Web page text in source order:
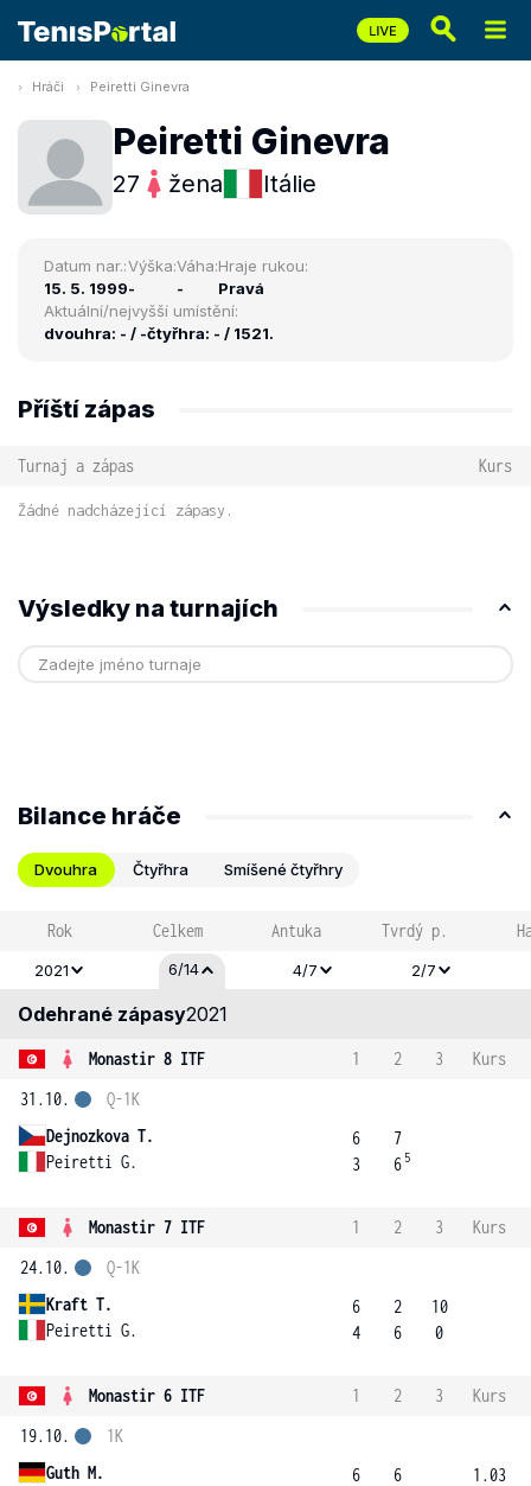
Hráči Peiretti Ginevra
Peiretti Ginevra
27 žena Itálie
Datum nar.:
15. 5. 1999
Výška:
-
Váha:
-
Hraje rukou:
Pravá
Aktuální/nejvyšší umístění:
dvouhra: - / -čtyřhra: - / 1521.
Příští zápas
Turnaj a zápas Kurs
Žádné nadcházející zápasy.
Výsledky na turnajích
Bilance hráče
Dvouhra Čtyřhra Smíšené čtyřhry
Rok Celkem Antuka Tvrdý p.
2021 6/14 4/7 2/7
Odehrané zápasy2021
Monastir 8 ITF 1 2 3
Kurs
31.10.
Dejnozkova T.
Peiretti G.
Q-1K
6
3
7
6 5
Monastir 7 ITF 1 2 3
Kurs
24.10.
Kraft T.
Peiretti G.
Q-1K
6
4
2
6
10
0
Monastir 6 ITF 1 2 3
Kurs
19.10.
Guth M.
1K
6
6
1.03